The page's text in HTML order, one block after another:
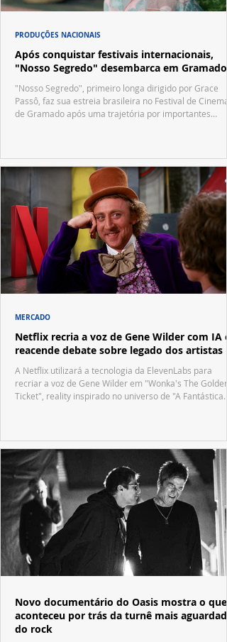
Após conquistar festivais internacionais,
"Nosso Segredo" desembarca em Gramado
"Nosso Segredo", primeiro longa dirigido por Grace
Passô, faz sua estreia brasileira no Festival de Cinema
de Gramado após uma trajetória por importantes
PRODUÇÕES NACIONAIS
Netflix recria a voz de Gene Wilder com IA e
reacende debate sobre legado dos artistas
A Netflix utilizará a tecnologia da ElevenLabs para
recriar a voz de Gene Wilder em "Wonka's The Golden
Ticket", reality inspirado no universo de "A Fantástica
MERCADO
Novo documentário do Oasis mostra o que
aconteceu por trás da turnê mais aguardada
do rock